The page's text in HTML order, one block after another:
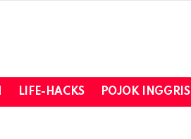
LIFE-HACKS POJOK INGGRIS